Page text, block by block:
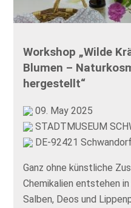
Workshop „Wilde
Blumen –
hergestellt“
09. May 2025
STADTMUSEUM
DE-92421 Schwandorf
Ganz ohne künstliche
Chemikalien entstehen
Salben, Deos und